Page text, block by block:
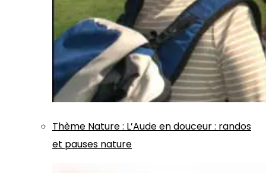
Thème Nature: L’Aude en douceur : randos
et pauses nature